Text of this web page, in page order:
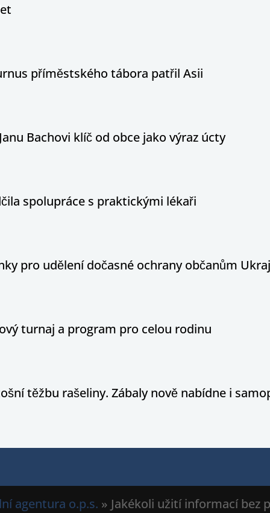
příměstského tábora patřil Asii
Bachovi klíč od obce jako výraz úcty
spolupráce s praktickými lékaři
pro udělení dočasné ochrany občanům
turnaj a program pro celou rodinu
těžbu rašeliny. Zábaly nově nabídne i
agentura o.p.s. » Jakékoli užití informací bez